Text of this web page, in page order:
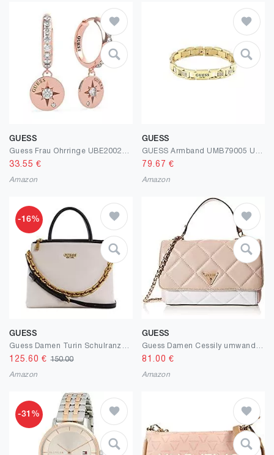
GUESS
33.55 €
Amazon
GUESS
79.67 €
Amazon
-16%
GUESS
125.60 €150.00
Amazon
GUESS
81.00 €
Amazon
-31%